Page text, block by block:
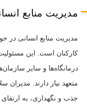
مدیریت منابع
مدیریت منابع انسانی
کارکنان است. این
درمانگاه‌ها و سایر
متعهد نیاز دارند. مدیران
جذب و نگهداری، به